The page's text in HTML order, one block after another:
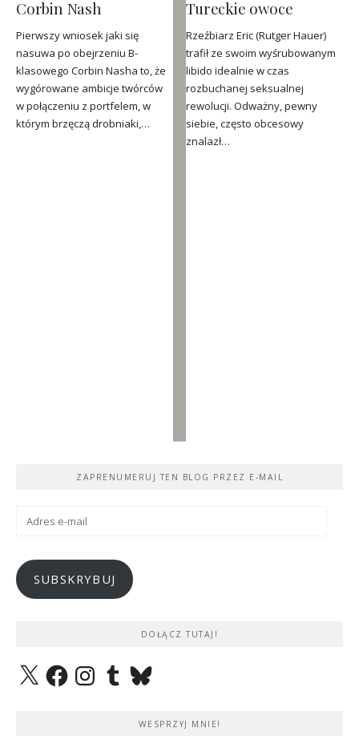
Corbin Nash
Pierwszy wniosek jaki się
nasuwa po obejrzeniu B-
klasowego Corbin Nasha to, że
wygórowane ambicje twórców
w połączeniu z portfelem, w
którym brzęczą drobniaki,…
Tureckie owoce
Rzeźbiarz Eric (Rutger Hauer)
trafił ze swoim wyśrubowanym
libido idealnie w czas
rozbuchanej seksualnej
rewolucji. Odważny, pewny
siebie, często obcesowy
znalazł…
ZAPRENUMERUJ TEN BLOG PRZEZ E-MAIL
Adres
SUBSKRYBUJ
DOŁĄCZ TUTAJ!
X FacebookInstagramTumblrBluesky
WESPRZYJ MNIE!